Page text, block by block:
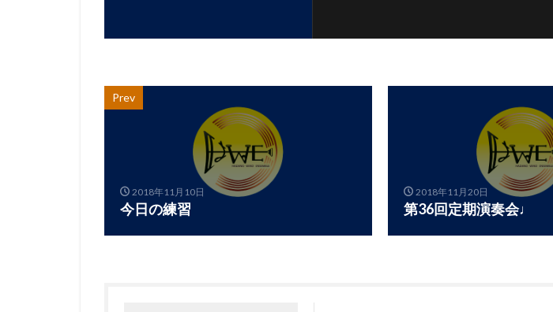
Prev
2018年11月10日
今日の練習
2018年11月20日
第36回定期演奏会♩